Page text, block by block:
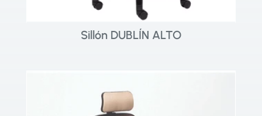
Sillón DUBLÍN ALTO